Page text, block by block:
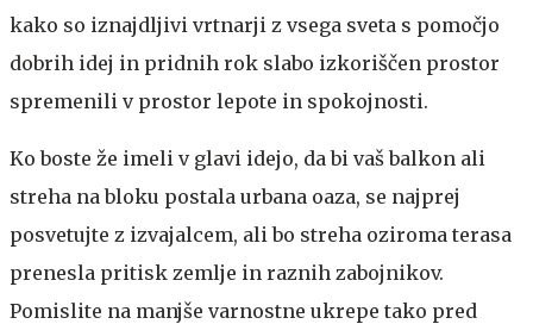
kako so iznajdljivi vrtnarji z vsega sveta s pomočjo
dobrih idej in pridnih rok slabo izkoriščen prostor
spremenili v prostor lepote in spokojnosti.
Ko boste že imeli v glavi idejo, da bi vaš balkon ali
streha na bloku postala urbana oaza, se najprej
posvetujte z izvajalcem, ali bo streha oziroma terasa
prenesla pritisk zemlje in raznih zabojnikov.
Pomislite na manjše varnostne ukrepe tako pred